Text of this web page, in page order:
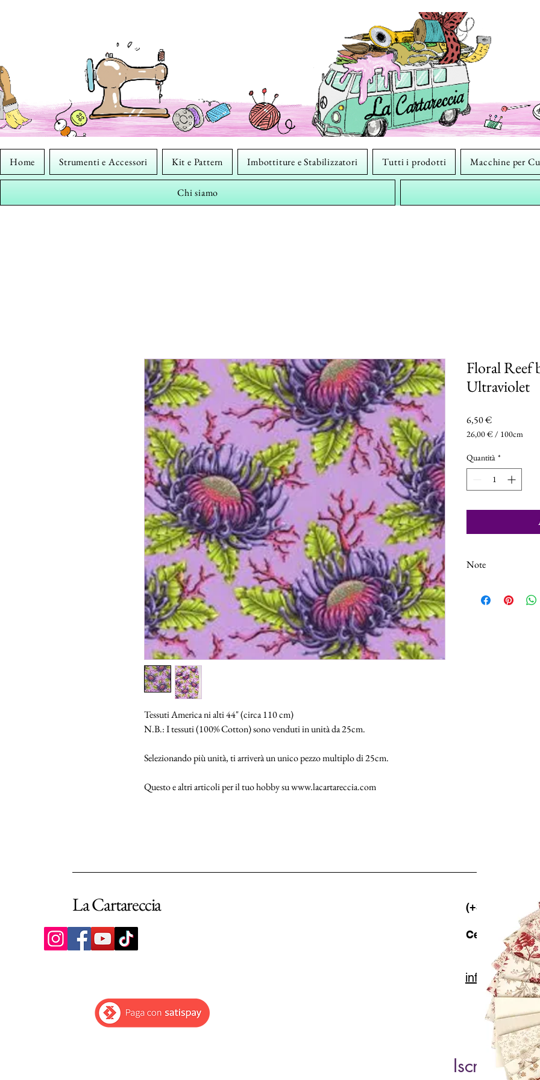
Home Strumenti e Accessori Kit e Pattern Imbottiture e Stabilizzatori Tutti i prodotti Macchine per
Chi siamo
Tessuti America ni alti 44" (circa 110 cm)
N.B.: I tessuti (100% Cotton) sono venduti in unità da 25cm.
Selezionando più unità, ti arriverà un unico pezzo multiplo di 25cm.
Questo e altri articoli per il tuo hobby su www.lacartareccia.com
Floral Reef
Ultraviolet
6,50 €Prezzo
26,00 €/ 100cm
ogni
100
Centimetri
Quantità *
Note
La Cartareccia (+39) 06 523
Cell. 347 49
Iscriviti